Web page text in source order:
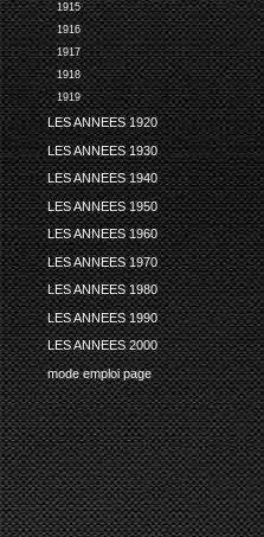
1915
1916
1917
1918
1919
LES ANNEES 1920
LES ANNEES 1930
LES ANNEES 1940
LES ANNEES 1950
LES ANNEES 1960
LES ANNEES 1970
LES ANNEES 1980
LES ANNEES 1990
LES ANNEES 2000
mode emploi page